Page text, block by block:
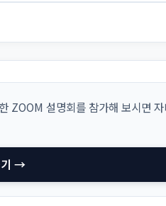
ZOOM 설명회를 참가해 보시면
기 →